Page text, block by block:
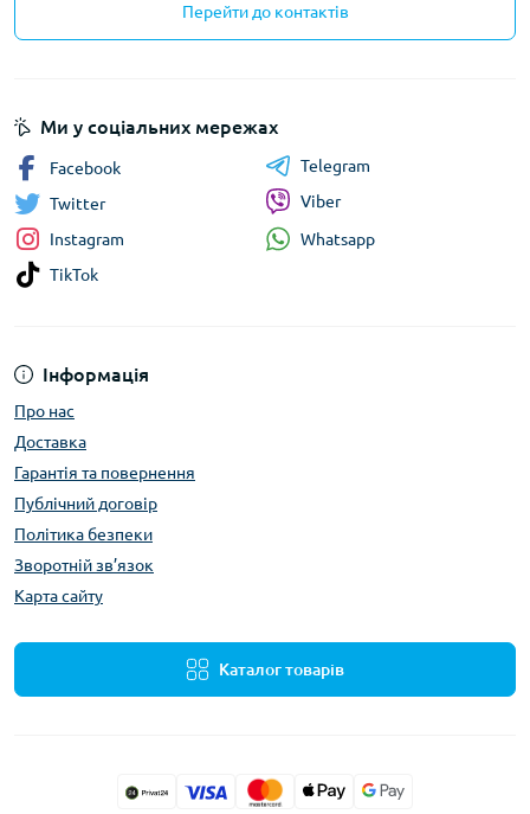
Перейти до контактів
Інформація
Про нас
Доставка
Гарантія та повернення
Публічний договір
Політика безпеки
Зворотній зв’язок
Карта сайту
Каталог товарів
Ми у соціальних мережах
Facebook
Twitter
Instagram
TikTok
Telegram
Viber
Whatsapp